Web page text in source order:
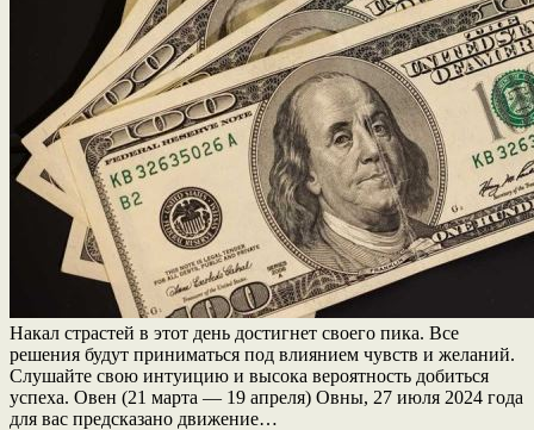
Накал страстей в этот день достигнет своего пика. Все
решения будут приниматься под влиянием чувств и желаний.
Слушайте свою интуицию и высока вероятность добиться
успеха. Овен (21 марта — 19 апреля) Овны, 27 июля 2024 года
для вас предсказано движение…